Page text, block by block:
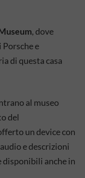
, dove
e
di questa casa
al museo
del
un device con
e descrizioni
disponibili anche in